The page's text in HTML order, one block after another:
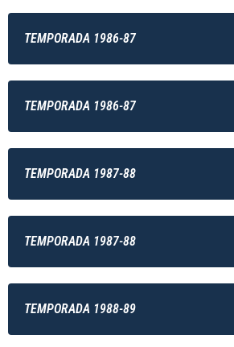
TEMPORADA 1986-87
TEMPORADA 1986-87
TEMPORADA 1987-88
TEMPORADA 1987-88
TEMPORADA 1988-89